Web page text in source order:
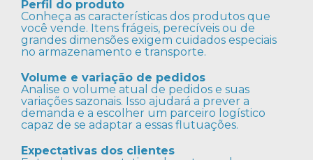
Perfil do produto
Conheça as características dos produtos que
você vende. Itens frágeis, perecíveis ou de
grandes dimensões exigem cuidados especiais
no armazenamento e transporte.
Volume e variação de pedidos
Analise o volume atual de pedidos e suas
variações sazonais. Isso ajudará a prever a
demanda e a escolher um parceiro logístico
capaz de se adaptar a essas flutuações.
Expectativas dos clientes